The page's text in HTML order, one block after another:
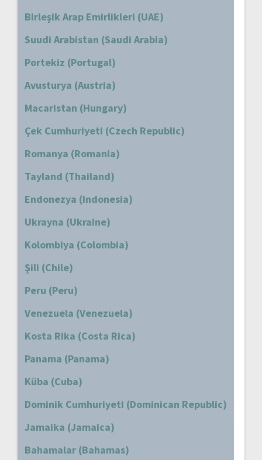
Birleşik Arap Emirlikleri (UAE)
Suudi Arabistan (Saudi Arabia)
Portekiz (Portugal)
Avusturya (Austria)
Macaristan (Hungary)
Çek Cumhuriyeti (Czech Republic)
Romanya (Romania)
Tayland (Thailand)
Endonezya (Indonesia)
Ukrayna (Ukraine)
Kolombiya (Colombia)
Şili (Chile)
Peru (Peru)
Venezuela (Venezuela)
Kosta Rika (Costa Rica)
Panama (Panama)
Küba (Cuba)
Dominik Cumhuriyeti (Dominican Republic)
Jamaika (Jamaica)
Bahamalar (Bahamas)